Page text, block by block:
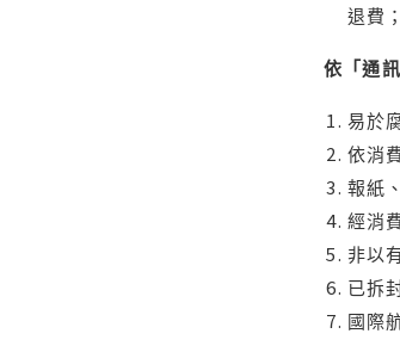
退費
依「通
易於
依消
報紙
經消
非以
已拆
國際